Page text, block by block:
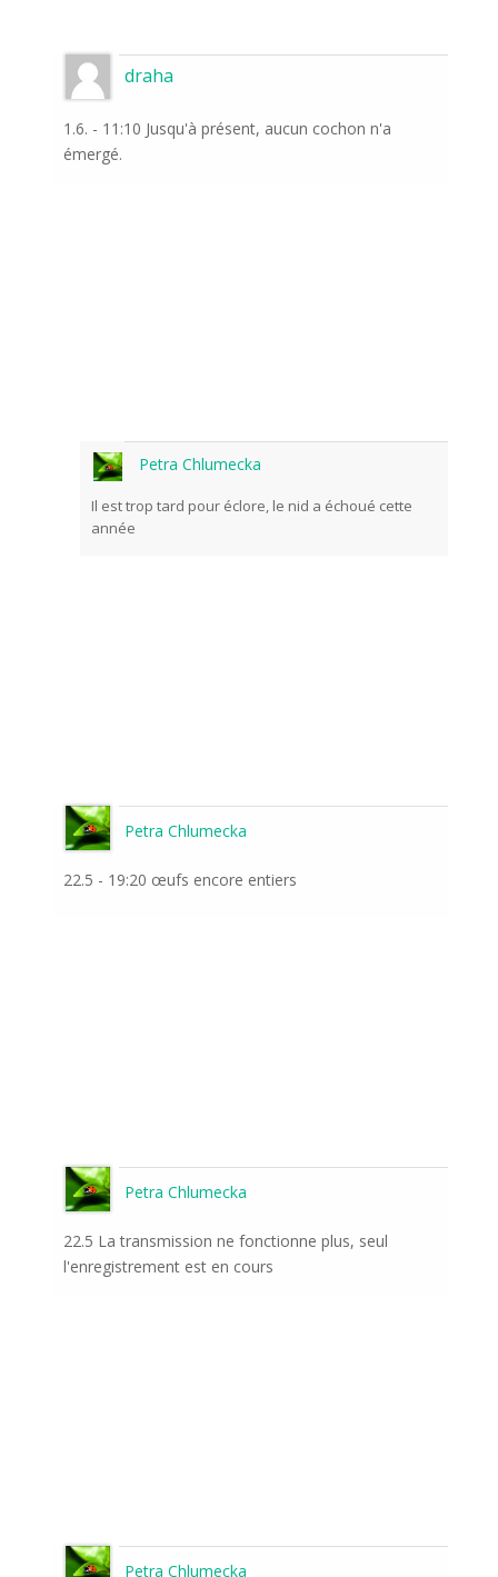
draha
1.6. - 11:10 Jusqu'à présent, aucun cochon n'a
émergé.
Petra Chlumecka
Il est trop tard pour éclore, le nid a échoué cette
année
Petra Chlumecka
22.5 - 19:20 œufs encore entiers
Petra Chlumecka
22.5 La transmission ne fonctionne plus, seul
l'enregistrement est en cours
Petra Chlumecka